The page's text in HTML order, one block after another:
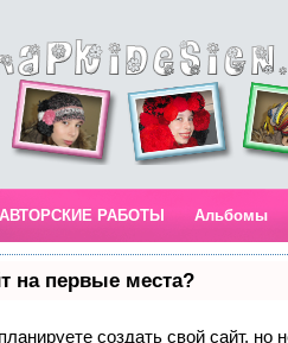
АВТОРСКИЕ РАБОТЫ Альбомы
на первые места?
создать свой сайт, но